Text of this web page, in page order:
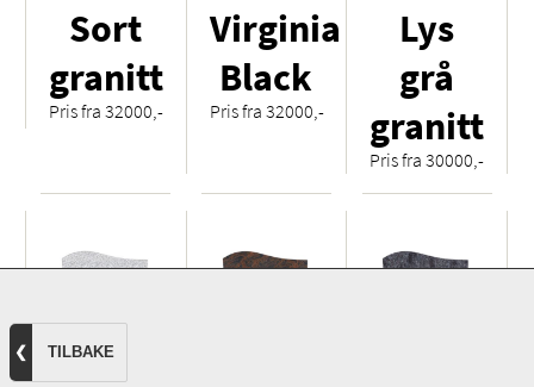
Sort
granitt
Pris fra 32000,-
Virginia
Black
Pris fra 32000,-
Lys
grå
granitt
Pris fra 30000,-
Hvit
❮ TILBAKE